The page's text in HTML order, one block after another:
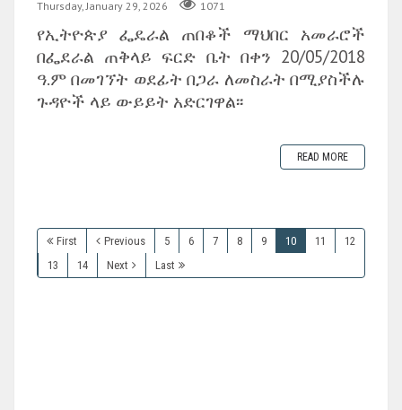
Thursday, January 29, 2026 1071
የኢትዮጵያ ፌዴራል ጠበቆች ማህበር አመራሮች
በፌደራል ጠቅላይ ፍርድ ቤት በቀን 20/05/2018
ዓ.ም በመገኘት ወደፊት በጋራ ለመስራት በሚያስችሉ
ጉዳዮች ላይ ውይይት አድርገዋል፡፡
READ MORE
First Previous 5 6 7 8 9 10 11
12
13
14 Next Last